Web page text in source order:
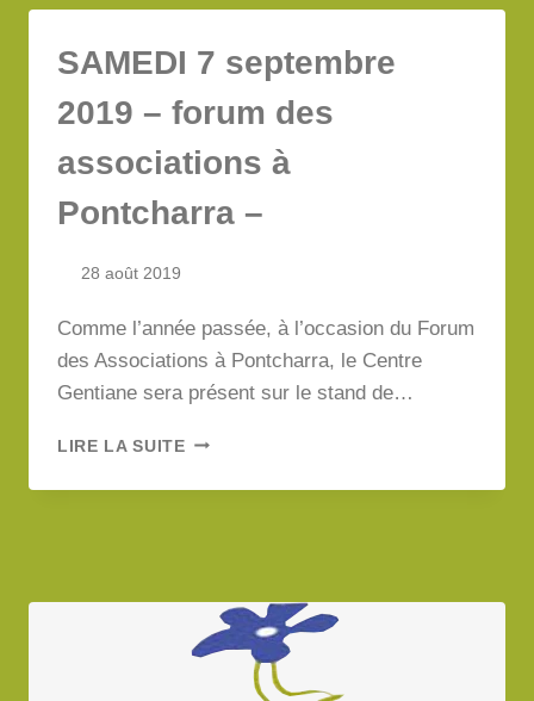
–
OUVERTES
CENTRE
–
SAMEDI 7 septembre
2019 – forum des
associations à
Pontcharra –
28 août 2019
Comme l’année passée, à l’occasion du Forum
des Associations à Pontcharra, le Centre
Gentiane sera présent sur le stand de…
LIRE LA SUITESAMEDI
SEPTEMBRE
ASSOCIATIONS
À
PONTCHARRA